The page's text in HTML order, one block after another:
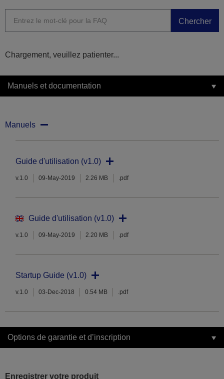
Chercher
Chargement, veuillez patienter...
Manuels et documentation
Manuels
Guide d'utilisation (v1.0)
v.1.0 09-May-2019 2.26 MB .pdf
Guide d'utilisation (v1.0)
v.1.0 09-May-2019 2.20 MB .pdf
Startup Guide (v1.0)
v.1.0 03-Dec-2018 0.54 MB .pdf
Options de garantie et d’inscription
Enregistrer votre produit